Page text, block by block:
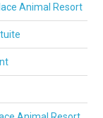
Animal Resort